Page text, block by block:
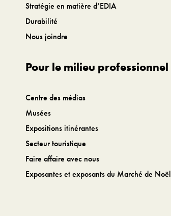
Stratégie en matière d’EDIA
Durabilité
Nous joindre
Pour le milieu professionnel
Centre des médias
Musées
Expositions itinérantes
Secteur touristique
Faire affaire avec nous
Exposantes et exposants du Marché de Noël